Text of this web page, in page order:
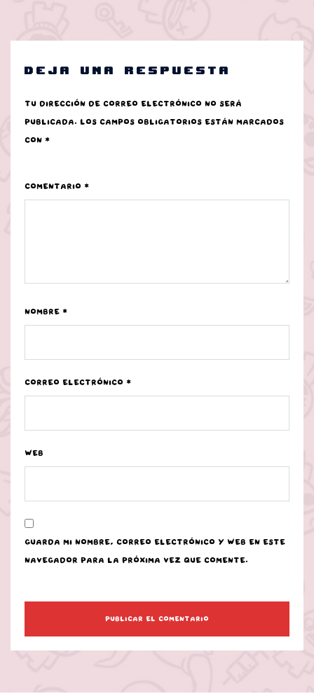
Deja una respuesta
Tu dirección de correo electrónico no será
publicada. Los campos obligatorios están marcados
con *
Comentario *
Nombre *
Correo electrónico *
Web
Guarda mi nombre, correo electrónico y web en este
navegador para la próxima vez que comente.